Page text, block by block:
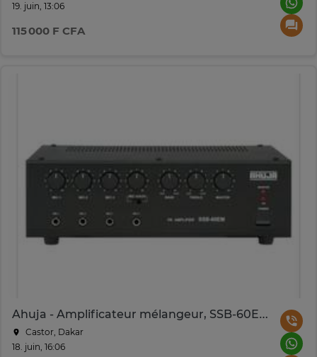
19. juin, 13:06
115 000 F CFA
Ahuja - Amplificateur mélangeur, SSB-60EM 60 watts
Castor, Dakar
18. juin, 16:06